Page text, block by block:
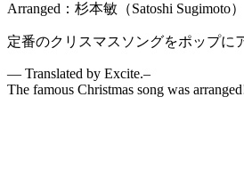
Arranged：杉本敏（Satoshi Sugimoto）
定番のクリスマスソングをポップに
— Translated by Excite.–
The famous Christmas song was